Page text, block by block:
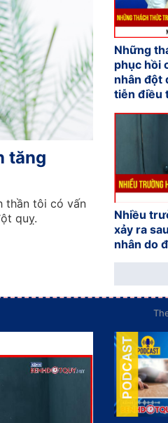
tăng
thần tôi có vấn
quỵ.
Những
phục hồi
nhân đột
tiễn điều
Nhiều
xảy ra
nhân do
PODCAST